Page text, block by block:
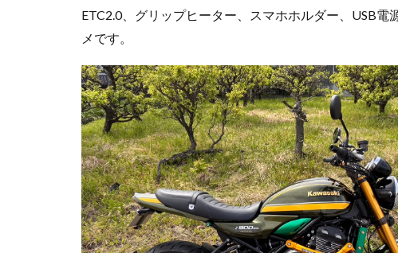
ETC2.0、グリップヒーター、スマホホルダー、USB
メです。